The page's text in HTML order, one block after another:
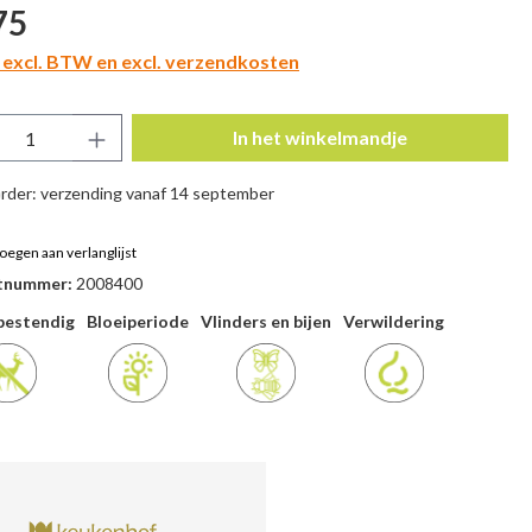
BTW en excl. verzendkosten
verzending vanaf 14 september
Voer de gewenste
In het winkelmandje
aan verlanglijst
2008400
Bloeiperiode Vlinders en bijen Verwildering